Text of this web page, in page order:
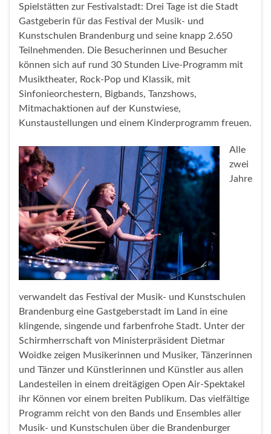
Spielstätten zur Festivalstadt: Drei Tage ist die Stadt
Gastgeberin für das Festival der Musik- und
Kunstschulen Brandenburg und seine knapp 2.650
Teilnehmenden. Die Besucherinnen und Besucher
können sich auf rund 30 Stunden Live-Programm mit
Musiktheater, Rock-Pop und Klassik, mit
Sinfonieorchestern, Bigbands, Tanzshows,
Mitmachaktionen auf der Kunstwiese,
Kunstaustellungen und einem Kinderprogramm freuen.
Alle
zwei
Jahre
verwandelt das Festival der Musik- und Kunstschulen
Brandenburg eine Gastgeberstadt im Land in eine
klingende, singende und farbenfrohe Stadt. Unter der
Schirmherrschaft von Ministerpräsident Dietmar
Woidke zeigen Musikerinnen und Musiker, Tänzerinnen
und Tänzer und Künstlerinnen und Künstler aus allen
Landesteilen in einem dreitägigen Open Air-Spektakel
ihr Können vor einem breiten Publikum. Das vielfältige
Programm reicht von den Bands und Ensembles aller
Musik- und Kunstschulen über die Brandenburger